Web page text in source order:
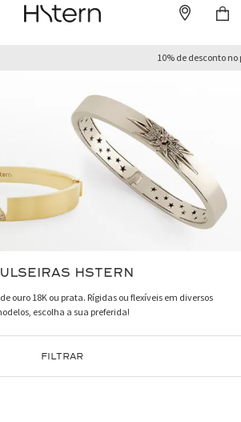
10% de desconto no pagamento à vista
HSTERN
ouro 18K ou prata. Rígidas ou flexíveis em diversos
escolha a sua preferida!
FILTRAR